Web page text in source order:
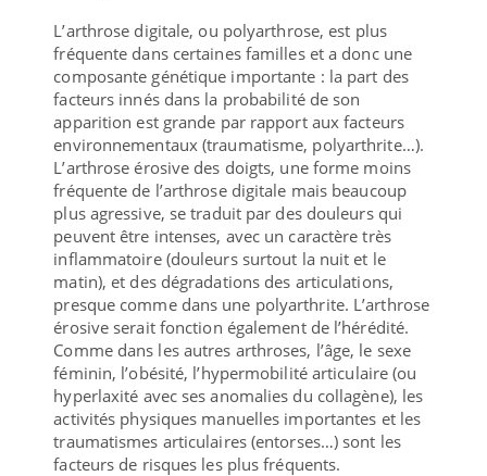
L’arthrose digitale, ou polyarthrose, est plus
fréquente dans certaines familles et a donc une
composante génétique importante : la part des
facteurs innés dans la probabilité de son
apparition est grande par rapport aux facteurs
environnementaux (traumatisme, polyarthrite…).
L’arthrose érosive des doigts, une forme moins
fréquente de l’arthrose digitale mais beaucoup
plus agressive, se traduit par des douleurs qui
peuvent être intenses, avec un caractère très
inflammatoire (douleurs surtout la nuit et le
matin), et des dégradations des articulations,
presque comme dans une polyarthrite. L’arthrose
érosive serait fonction également de l’hérédité.
Comme dans les autres arthroses, l’âge, le sexe
féminin, l’obésité, l’hypermobilité articulaire (ou
hyperlaxité avec ses anomalies du collagène), les
activités physiques manuelles importantes et les
traumatismes articulaires (entorses…) sont les
facteurs de risques les plus fréquents.